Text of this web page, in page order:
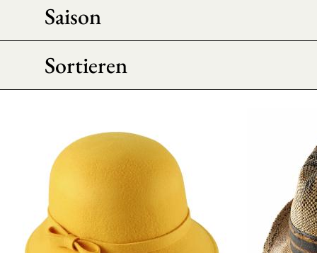
Saison
Sortieren